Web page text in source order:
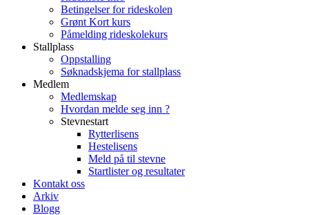
Betingelser for rideskolen
Grønt Kort kurs
Påmelding rideskolekurs
Stallplass
Oppstalling
Søknadskjema for stallplass
Medlem
Medlemskap
Hvordan melde seg inn ?
Stevnestart
Rytterlisens
Hestelisens
Meld på til stevne
Startlister og resultater
Kontakt oss
Arkiv
Blogg